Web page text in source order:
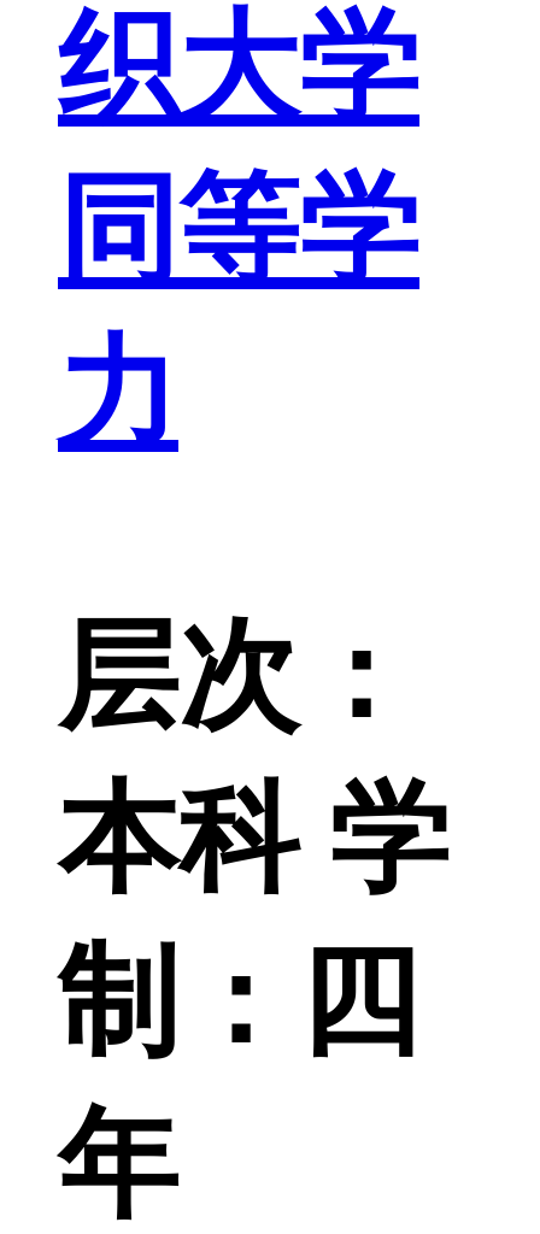
织大学
同等学
力
层次：
本科 学
制：四
年